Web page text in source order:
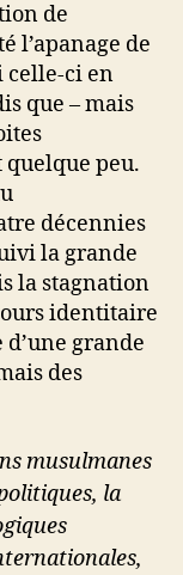
de
l’apanage de
celle-ci en
que – mais
quelque peu.
décennies
la grande
la stagnation
identitaire
grande
des
musulmanes
la